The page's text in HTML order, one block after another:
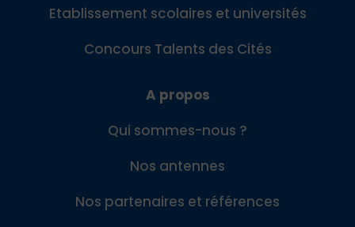
Etablissement scolaires et universités
Concours Talents des Cités
A propos
Qui sommes-nous ?
Nos antennes
Nos partenaires et références